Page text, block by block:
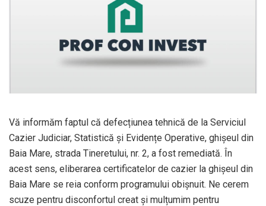
Vă informăm faptul că defecțiunea tehnică de la Serviciul
Cazier Judiciar, Statistică și Evidențe Operative, ghișeul din
Baia Mare, strada Tineretului, nr. 2, a fost remediată. În
acest sens, eliberarea certificatelor de cazier la ghișeul din
Baia Mare se reia conform programului obișnuit. Ne cerem
scuze pentru disconfortul creat și mulțumim pentru